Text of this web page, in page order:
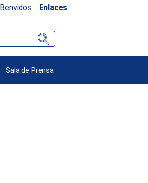
Benvidos Enlaces
Sala de Prensa